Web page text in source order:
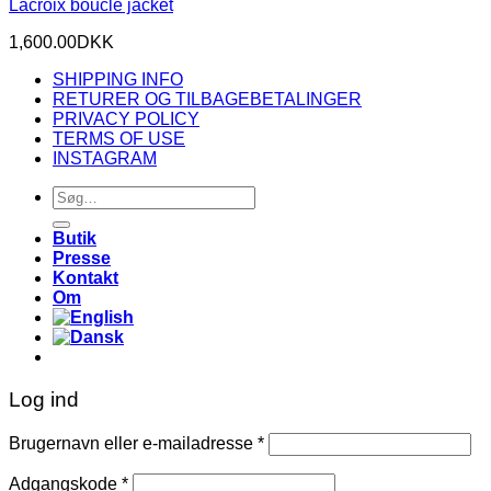
Lacroix bouclé jacket
1,600.00DKK
SHIPPING INFO
RETURER OG TILBAGEBETALINGER
PRIVACY POLICY
TERMS OF USE
INSTAGRAM
Søg
efter:
Butik
Presse
Kontakt
Om
Log ind
Brugernavn eller e-mailadresse *Påkrævet
Adgangskode *Påkrævet